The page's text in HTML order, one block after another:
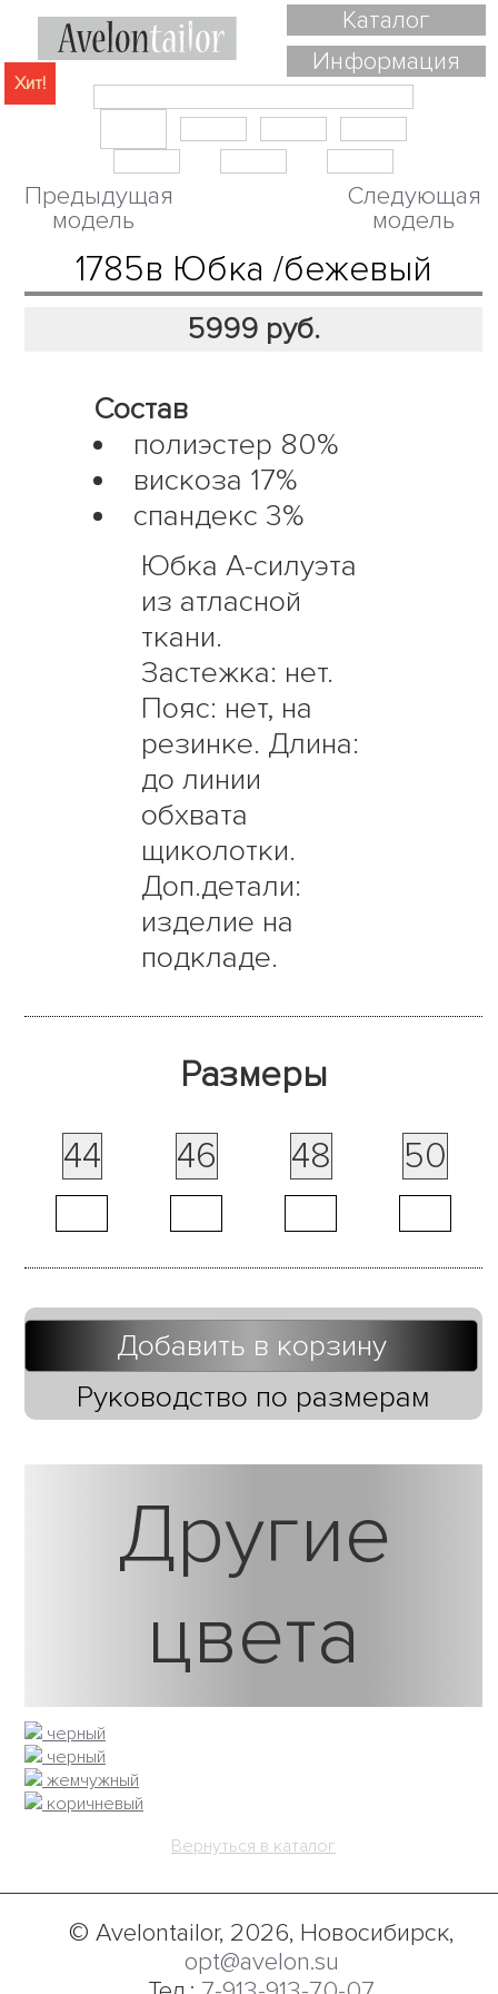
Каталог
Информация
Хит!
Предыдущая
модель
Следующая
модель
1785в Юбка /бежевый
5999 руб.
Состав
полиэстер 80%
вискоза 17%
спандекс 3%
Юбка А-силуэта
из атласной
ткани.
Застежка: нет.
Пояс: нет, на
резинке. Длина:
до линии
обхвата
щиколотки.
Доп.детали:
изделие на
подкладе.
Размеры
44
46 48 50
Добавить в корзину
Руководство по размерам
Другие
цвета
черный
черный
жемчужный
коричневый
Вернуться в каталог
© Avelontailor, 2026, Новосибирск,
opt@avelon.su